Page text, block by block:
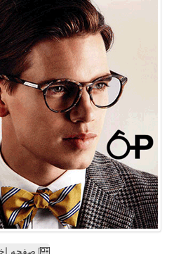
صفحه